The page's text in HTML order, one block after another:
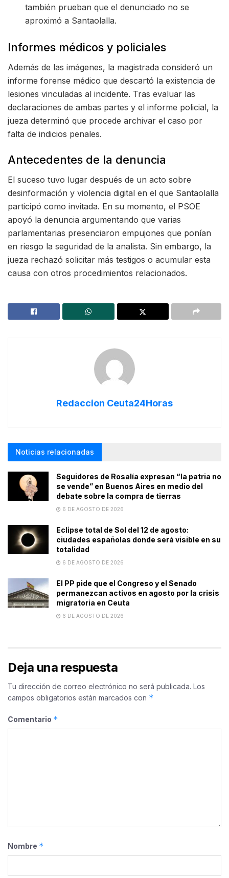
también prueban que el denunciado no se
aproximó a Santaolalla.
Informes médicos y policiales
Además de las imágenes, la magistrada consideró un
informe forense médico que descartó la existencia de
lesiones vinculadas al incidente. Tras evaluar las
declaraciones de ambas partes y el informe policial, la
jueza determinó que procede archivar el caso por
falta de indicios penales.
Antecedentes de la denuncia
El suceso tuvo lugar después de un acto sobre
desinformación y violencia digital en el que Santaolalla
participó como invitada. En su momento, el PSOE
apoyó la denuncia argumentando que varias
parlamentarias presenciaron empujones que ponían
en riesgo la seguridad de la analista. Sin embargo, la
jueza rechazó solicitar más testigos o acumular esta
causa con otros procedimientos relacionados.
Redaccion Ceuta24Horas
Noticias relacionadas
Seguidores de Rosalía expresan “la patria no
se vende” en Buenos Aires en medio del
debate sobre la compra de tierras
6 DE AGOSTO DE 2026
Eclipse total de Sol del 12 de agosto:
ciudades españolas donde será visible en su
totalidad
6 DE AGOSTO DE 2026
El PP pide que el Congreso y el Senado
permanezcan activos en agosto por la crisis
migratoria en Ceuta
6 DE AGOSTO DE 2026
Deja una respuesta
Tu dirección de correo electrónico no será publicada. Los
campos obligatorios están marcados con *
Comentario *
Nombre *